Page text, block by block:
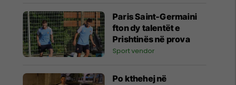
Paris Saint-Germaini
fton dy talentët e
Prishtinës në prova
Sport vendor
Po kthehej në